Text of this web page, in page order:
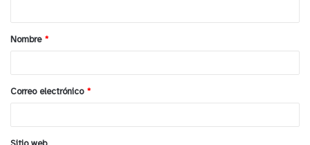
a
r
*
Nombre *
Correo electrónico *